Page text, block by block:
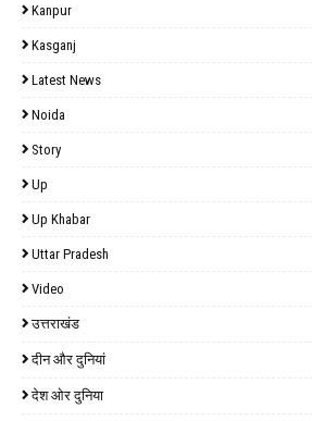
Kanpur
Kasganj
Latest News
Noida
Story
Up
Up Khabar
Uttar Pradesh
Video
उत्तराखंड
दीन और दुनियां
देश ओर दुनिया